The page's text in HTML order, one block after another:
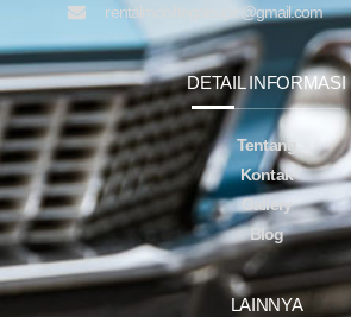
rentalmobiltegalsupir@gmail.com
DETAIL INFORMASI
Tentang
Kontak
Gallery
Blog
LAINNYA